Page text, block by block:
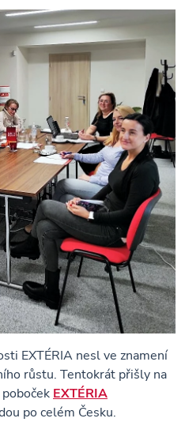
EXTÉRIA nesl ve znamení
růstu. Tentokrát přišly na
EXTÉRIA
po celém Česku.